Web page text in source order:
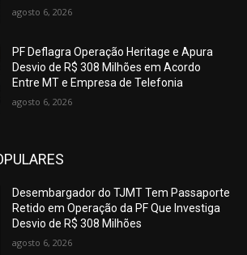
agosto 6, 2026
PF Deflagra Operação Heritage e Apura
Desvio de R$ 308 Milhões em Acordo
Entre MT e Empresa de Telefonia
agosto 6, 2026
Desembargador do TJMT Tem Passaporte
Retido em Operação da PF Que Investiga
Desvio de R$ 308 Milhões
agosto 6, 2026